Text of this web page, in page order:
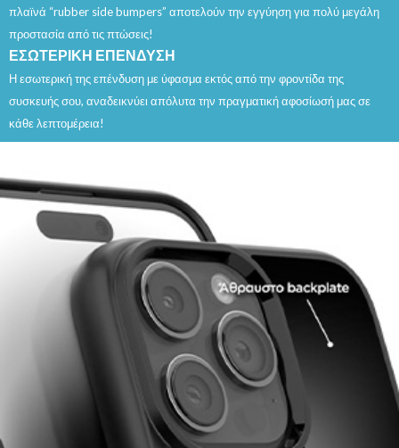
πλαϊνά “rubber side bumpers” αποτελούν την εγγύηση για πολύ μεγάλη
προστασία από τις πτώσεις!
ΕΣΩΤΕΡΙΚΗ ΕΠΕΝΔΥΣΗ
Η εσωτερική της επένδυση με ύφασμα εκτός από την φροντίδα της
συσκευής σου, αναδεικνύει απόλυτα την πραγματική αφοσίωσή μας σε
κάθε λεπτομέρεια!